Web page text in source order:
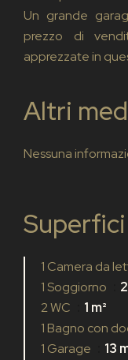
Un grande
prezzo di
apprezzate in
Altri
Nessuna
Superfici
1 Camera da
1 Soggiorno
2 WC
1 m²
1 Bagno con
1 Garage
13